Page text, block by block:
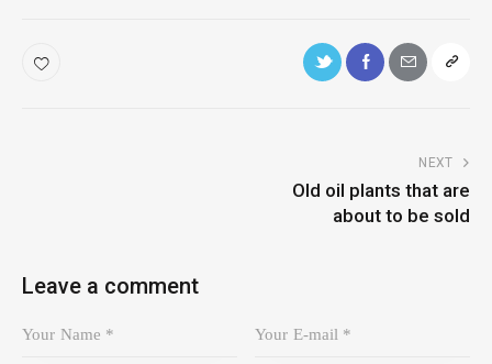
NEXT
Old oil plants that are
about to be sold
Leave a comment